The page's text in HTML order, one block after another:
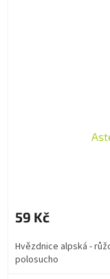
59 Kč
Hvězdnice alpská -
polosucho